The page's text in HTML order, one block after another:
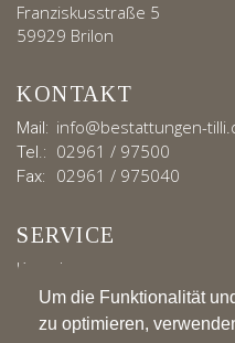
Um die Funktionalität
zu optimieren,
Franziskusstraße 5
59929 Brilon
KONTAKT
Mail: info@bestattungen-
Tel.: 02961 / 97500
Fax: 02961 / 975040
SERVICE
Kontakt
Impressum
Datenschutz